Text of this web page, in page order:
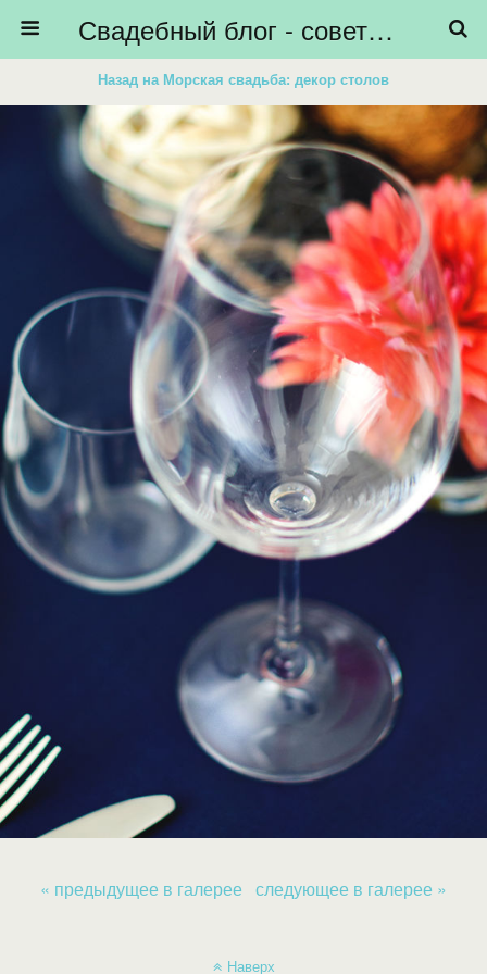
Свадебный блог - советы невестам, подготовка к свадьбе - HiBride
Назад на Морская свадьба: декор столов
« предыдущее в галерее следующее в галерее »
Наверх